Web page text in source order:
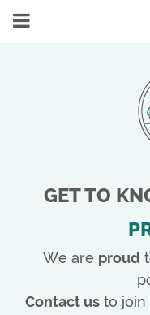
GET TO
We are proud
Contact usto join